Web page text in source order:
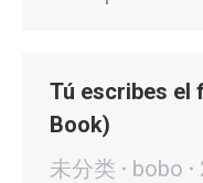
Tú escribes el
Book)
未分类
bobo